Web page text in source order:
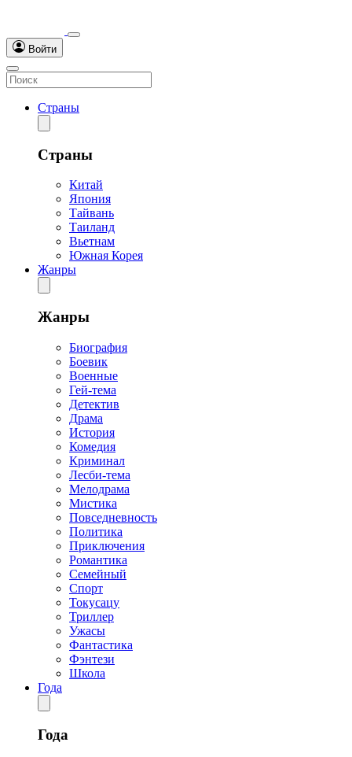
Войти
Страны
Страны
Китай
Япония
Тайвань
Таиланд
Вьетнам
Южная Корея
Жанры
Жанры
Биография
Боевик
Военные
Гей-тема
Детектив
Драма
История
Комедия
Криминал
Лесби-тема
Мелодрама
Мистика
Повседневность
Политика
Приключения
Романтика
Семейный
Спорт
Токусацу
Триллер
Ужасы
Фантастика
Фэнтези
Школа
Года
Года